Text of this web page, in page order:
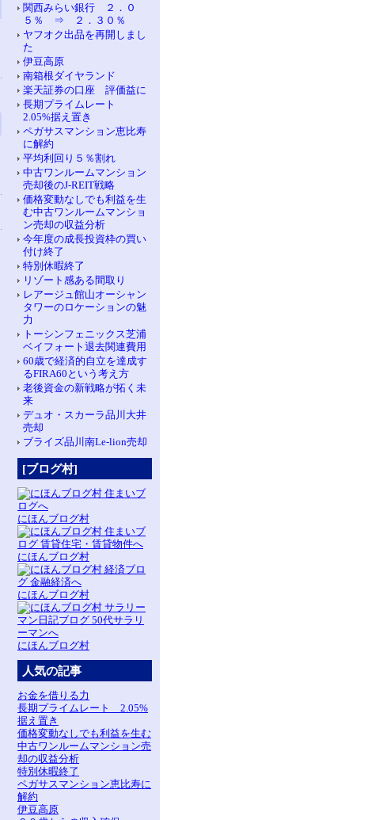
関西みらい銀行 ２．０
５％ ⇒ ２．３０％
ヤフオク出品を再開しまし
た
伊豆高原
南箱根ダイヤランド
楽天証券の口座 評価益に
長期プライムレート
2.05%据え置き
ペガサスマンション恵比寿
に解約
平均利回り５％割れ
中古ワンルームマンション
売却後のJ-REIT戦略
価格変動なしでも利益を生
む中古ワンルームマンショ
ン売却の収益分析
今年度の成長投資枠の買い
付け終了
特別休暇終了
リゾート感ある間取り
レアージュ館山オーシャン
タワーのロケーションの魅
力
トーシンフェニックス芝浦
ベイフォート退去関連費用
60歳で経済的自立を達成す
るFIRA60という考え方
老後資金の新戦略が拓く未
来
デュオ・スカーラ品川大井
売却
ブライズ品川南Le-lion売却
[ブログ村]
にほんブログ村
にほんブログ村
にほんブログ村
にほんブログ村
人気の記事
お金を借りる力
長期プライムレート 2.05%
据え置き
価格変動なしでも利益を生む
中古ワンルームマンション売
却の収益分析
特別休暇終了
ペガサスマンション恵比寿に
解約
伊豆高原